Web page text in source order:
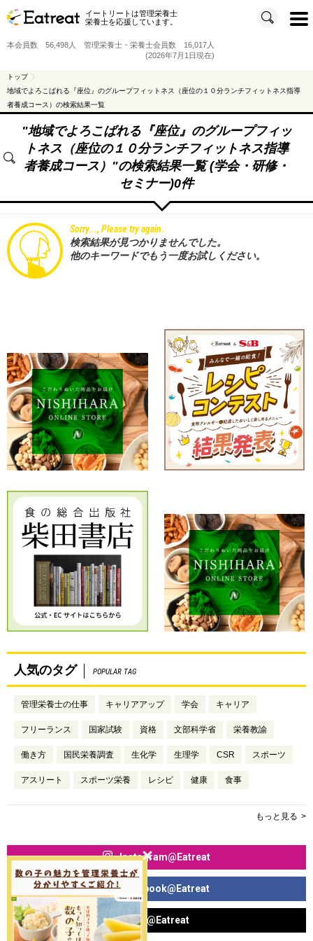
イートリートは管理栄養士
栄養士を応援しています。
t
o
g
i
本会員数 56,498人 管理栄養士・栄養士会員数 16,017人
(2026年7月1日現在)
トップ
地域でよろこばれる『座位』のグループフィットネス（座位の１０分ランチフィットネス指導
者養成コース）の検索結果一覧
"地域でよろこばれる『座位』のグループフィッ
トネス（座位の１０分ランチフィットネス指導
者養成コース） "の検索結果一覧 (学会・研修・
セミナー)0件
Sorry..., Please try again.
検索結果が見つかりませんでした。
他のキーワードでもう一度お試しください。
人気のタグ POPULAR TAG
管理栄養士の仕事 キャリアアップ 学会 キャリア
フリーランス 国家試験 資格 文部科学省 栄養教諭
働き方 国民栄養調査 生化学 生理学 CSR スポーツ
アスリート スポーツ栄養 レシピ 健康 食事
もっと見る
Instagram@Eatreat
Facebook@Eatreat
X@Eatreat